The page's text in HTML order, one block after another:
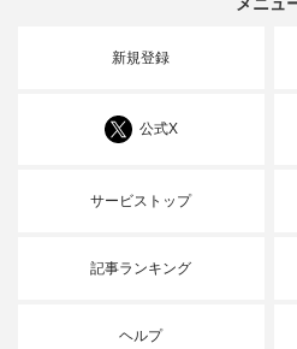
新規登録
公式X
サービストップ
記事ランキング
ヘルプ